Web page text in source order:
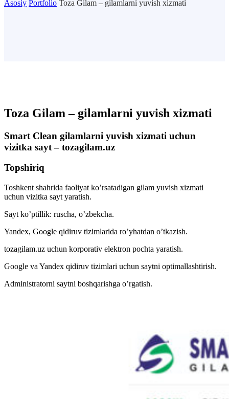
Asosiy Portfolio Toza Gilam – gilamlarni yuvish xizmati
Toza Gilam – gilamlarni yuvish xizmati
Smart Clean gilamlarni yuvish xizmati uchun
vizitka sayt – tozagilam.uz
Topshiriq
Toshkent shahrida faoliyat ko’rsatadigan gilam yuvish xizmati
uchun vizitka sayt yaratish.
Sayt ko’ptillik: ruscha, o’zbekcha.
Yandex, Google qidiruv tizimlarida ro’yhatdan o’tkazish.
tozagilam.uz uchun korporativ elektron pochta yaratish.
Google va Yandex qidiruv tizimlari uchun saytni optimallashtirish.
Administratorni saytni boshqarishga o’rgatish.